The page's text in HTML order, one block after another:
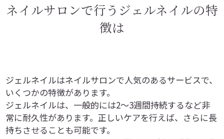
ネイルサロンで行うジェルネイルの特
徴は
ジェルネイルはネイルサロンで人気のあるサービスで、
いくつかの特徴があります。
ジェルネイルは、一般的には2～3週間持続するなど非
常に耐久性があります。正しいケアを行えば、さらに長
持ちさせることも可能です。